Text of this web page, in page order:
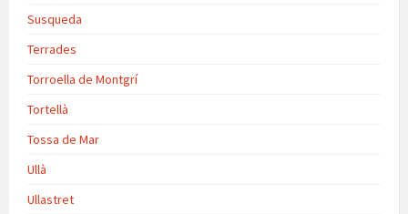
Susqueda
Terrades
Torroella de Montgrí
Tortellà
Tossa de Mar
Ullà
Ullastret